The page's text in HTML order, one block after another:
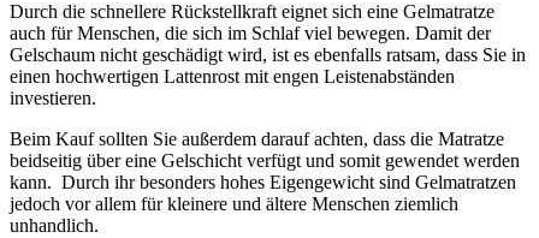
Durch die schnellere Rückstellkraft eignet sich eine Gelmatratze
auch für Menschen, die sich im Schlaf viel bewegen. Damit der
Gelschaum nicht geschädigt wird, ist es ebenfalls ratsam, dass Sie in
einen hochwertigen Lattenrost mit engen Leistenabständen
investieren.
Beim Kauf sollten Sie außerdem darauf achten, dass die Matratze
beidseitig über eine Gelschicht verfügt und somit gewendet werden
kann. Durch ihr besonders hohes Eigengewicht sind Gelmatratzen
jedoch vor allem für kleinere und ältere Menschen ziemlich
unhandlich.